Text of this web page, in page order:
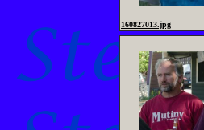
160827013.jpg